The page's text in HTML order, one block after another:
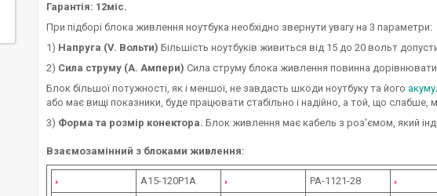
Гарантія: 12міс.
При підборі блока живлення ноутбука необхідно звернути увагу на 3 параметри:
1) Напруга (V. Вольти) Більшість ноутбуків живиться від 15 до 20 вольт
2) Сила струму (A. Ампери) Сила струму блока живлення повинна
Блок більшої потужності, як і меншої, не завдасть шкоди ноутбуку та його
або має вищі показники, буде працювати стабільно і надійно, а той, що
3) Форма та розмір конектора. Блок живлення має кабель з роз'ємом, який
Взаємозамінний з блоками живлення:
A15-120P1A PA-1121-28